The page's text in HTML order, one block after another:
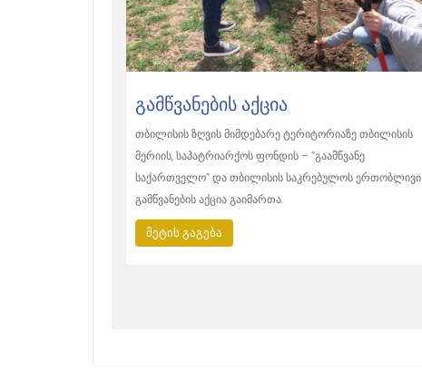
ᲒᲐᲛᲬᲕᲐᲜᲔᲑᲘᲡ ᲐᲥᲪᲘᲐ
თბილისის ზღვის მიმდებარე ტერიტორიაზე თბილისის
მერიის, საპატრიარქოს ფონდის – “გაამწვანე
საქართველო” და თბილისის საკრებულოს ერთობლივი
გამწვანების აქცია გაიმართა.
მეტის გაგება